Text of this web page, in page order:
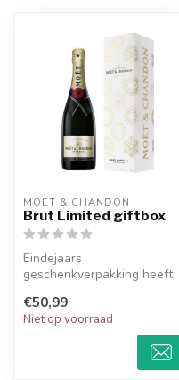
MOËT & CHANDON
Brut Limited giftbox
Eindejaars
geschenkverpakking heeft
uitstraling.
€50,99
Niet op voorraad